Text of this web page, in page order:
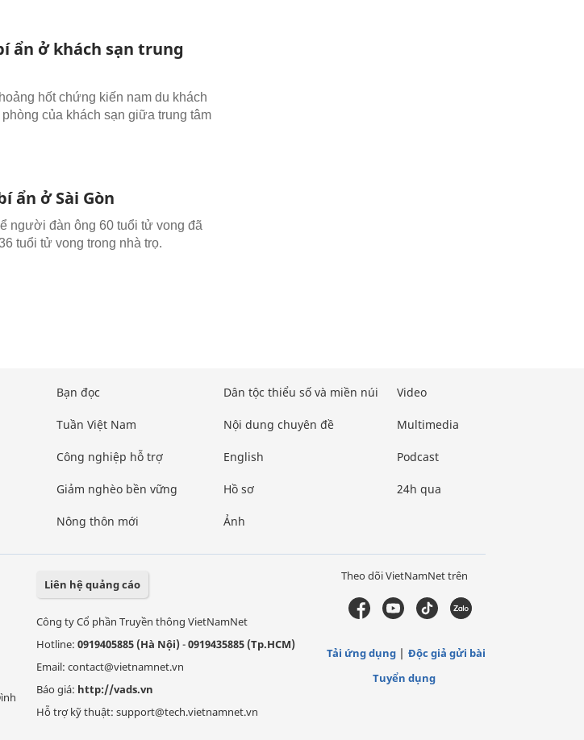
ẩn ở khách sạn trung
hốt chứng kiến nam du khách
của khách sạn giữa trung tâm
ẩn ở Sài Gòn
người đàn ông 60 tuổi tử vong đã
tuổi tử vong trong nhà trọ.
Bạn đọc
Tuần Việt Nam
Công nghiệp hỗ trợ
Giảm nghèo bền vững
Nông thôn mới
Dân tộc thiểu số và miền núi
Nội dung chuyên đề
English
Hồ sơ
Ảnh
Video
Multimedia
Podcast
24h qua
Liên hệ quảng cáo
Công ty Cổ phần Truyền thông VietNamNet
Hotline: 0919405885 (Hà Nội)-0919435885 (Tp.HCM)
Email: contact@vietnamnet.vn
Báo giá: http://vads.vn
Hỗ trợ kỹ thuật: support@tech.vietnamnet.vn
Theo dõi VietNamNet trên
Tải ứng dụng
Độc giả gửi bài
Tuyển dụng